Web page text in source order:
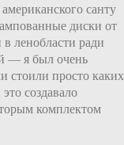
санту
диски от
ленобласти ради
— я был очень
стоили просто
создавало
комплектом